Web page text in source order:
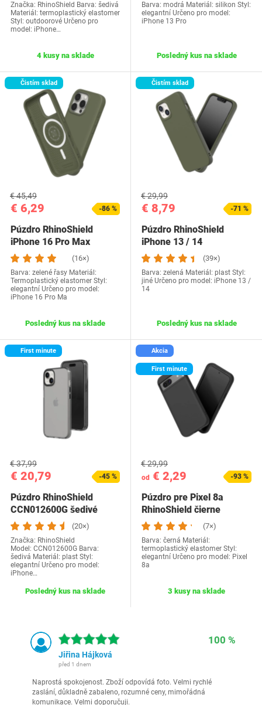
Značka: RhinoShield Barva: šedivá
Materiál: termoplastický elastomer
Styl: outdoorové Určeno pro
model: iPhone…
4 kusy na sklade
Barva: modrá Materiál: silikon Styl:
elegantní Určeno pro model:
iPhone 13 Pro
Posledný kus na sklade
Čistím sklad
€ 6,29
€ 45,49
-86 %
Púzdro RhinoShield
iPhone 16 Pro Max
zelená
(16×)
Barva: zelené řasy Materiál:
Termoplastický elastomer Styl:
elegantní Určeno pro model:
iPhone 16 Pro Ma
Posledný kus na sklade
Čistím sklad
€ 8,79
€ 29,99
-71 %
Púzdro RhinoShield
iPhone 13 / 14
(39×)
Barva: zelená Materiál: plast Styl:
jiné Určeno pro model: iPhone 13 /
14
Posledný kus na sklade
First minute
€ 20,79
€ 37,99
-45 %
Púzdro RhinoShield
CCN012600G šedivé
(20×)
Značka: RhinoShield
Model: CCN012600G Barva:
šedivá Materiál: plast Styl:
elegantní Určeno pro model:
iPhone…
Posledný kus na sklade
Akcia
First minute
od € 2,29
€ 29,99
-93 %
Púzdro pre Pixel 8a
RhinoShield čierne
(7×)
Barva: černá Materiál:
termoplastický elastomer Styl:
elegantní Určeno pro model: Pixel
8a
3 kusy na sklade
100 %
Jiřina Hájková
před 1 dnem
Naprostá spokojenost. Zboží odpovídá foto. Velmi rychlé
zaslání, důkladně zabaleno, rozumné ceny, mimořádná
komunikace. Velmi doporučuji.